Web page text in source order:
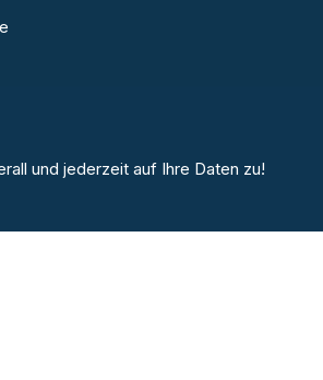
und jederzeit auf Ihre Daten zu!